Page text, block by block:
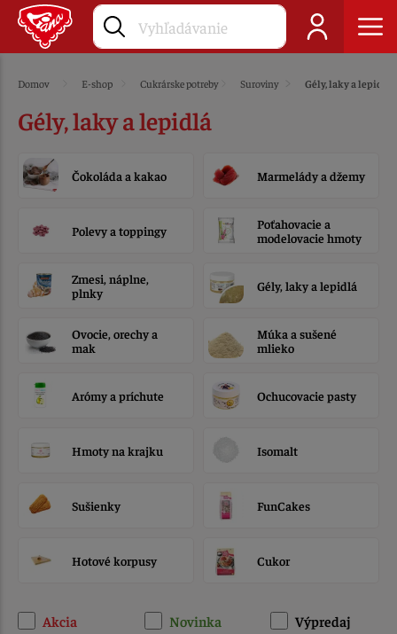
Domov E-shop Cukrárske potreby Suroviny Gély, laky a lepidlá
Gély, laky a lepidlá
Čokoláda a kakao Marmelády a džemy
Polevy a toppingy
Poťahovacie a
modelovacie hmoty
Zmesi, náplne,
plnky
Gély, laky a lepidlá
Ovocie, orechy a
mak
Múka a sušené
mlieko
Arómy a príchute Ochucovacie pasty
Hmoty na krajku Isomalt
Sušienky FunCakes
Hotové korpusy Cukor
Akcia Novinka Výpredaj